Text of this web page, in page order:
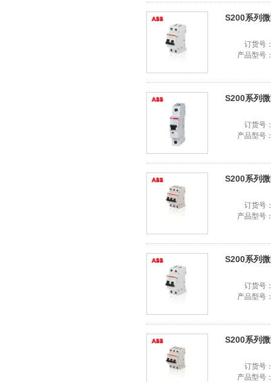
S200系列
订货号
产品型号
S200系列
订货号
产品型号
S200系列
订货号
产品型号
S200系列
订货号
产品型号
S200系列
订货号
产品型号